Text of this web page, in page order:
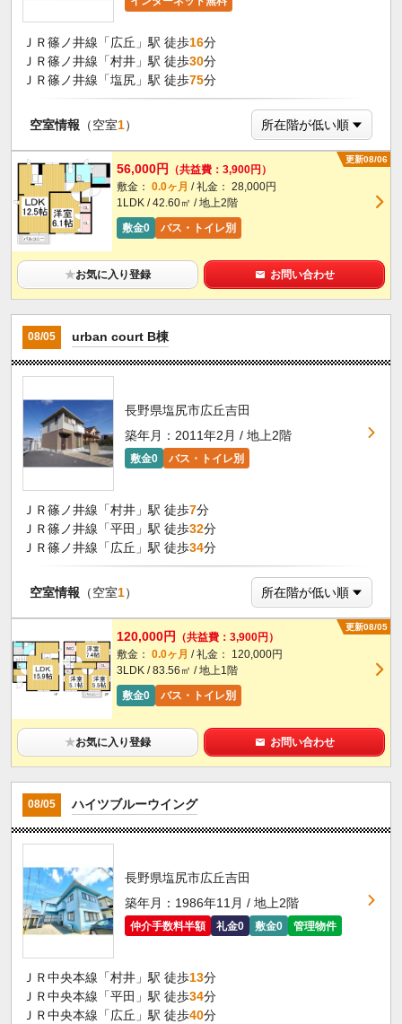
ＪＲ篠ノ井線「広丘」駅 徒歩16分
ＪＲ篠ノ井線「村井」駅 徒歩30分
ＪＲ篠ノ井線「塩尻」駅 徒歩75分
空室情報 （空室1）
更新08/06
56,000円
（共益費：3,900円）
敷金： 0.0ヶ月 / 礼金： 28,000円
1LDK / 42.60㎡ / 地上2階
敷金0
バス・トイレ別
★お気に入り登録 お問い合わせ
08/05 urban court B棟
長野県塩尻市広丘吉田
築年月：2011年2月 / 地上2階
敷金0 バス・トイレ別
ＪＲ篠ノ井線「村井」駅 徒歩7分
ＪＲ篠ノ井線「平田」駅 徒歩32分
ＪＲ篠ノ井線「広丘」駅 徒歩34分
空室情報 （空室1）
更新08/05
120,000円
（共益費：3,900円）
敷金： 0.0ヶ月 / 礼金： 120,000円
3LDK / 83.56㎡ / 地上1階
敷金0
バス・トイレ別
★お気に入り登録 お問い合わせ
08/05 ハイツブルーウイング
長野県塩尻市広丘吉田
築年月：1986年11月 / 地上2階
仲介手数料半額 礼金0 敷金0 管理物件
ＪＲ中央本線「村井」駅 徒歩13分
ＪＲ中央本線「平田」駅 徒歩34分
ＪＲ中央本線「広丘」駅 徒歩40分